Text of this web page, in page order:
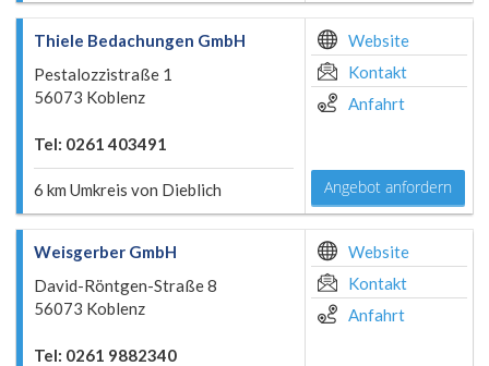
Thiele Bedachungen GmbH
Pestalozzistraße 1
56073 Koblenz
Tel: 0261 403491
6 km Umkreis von Dieblich
Website
Kontakt
Anfahrt
Angebot anfordern
Weisgerber GmbH
David-Röntgen-Straße 8
56073 Koblenz
Tel: 0261 9882340
Website
Kontakt
Anfahrt